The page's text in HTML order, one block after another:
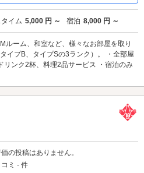
イム 5,000 円 ～ 宿泊 8,000 円 ～
ルーム、和室など、様々なお部屋を取り
イプB、タイプSの3ランク）。 ・全部屋
リンク2杯、料理2品サービス ・宿泊のみ
の投稿はありません。
コミ - 件